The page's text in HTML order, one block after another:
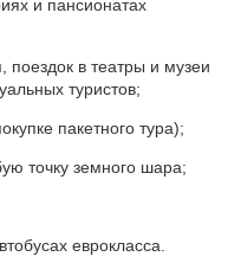
и пансионатах
поездок в театры и музеи
туристов;
пакетного тура);
точку земного шара;
еврокласса.